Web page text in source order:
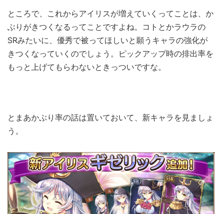
ところで、これからアイリスが増えていくってことは、か
ぶりがきつくなるってことですよね。コトとかラウラの
SRみたいに、優秀で被ってほしいと願うキャラの強化が
きつくなっていくのでしょう。ピックアップ時の排出率を
もっと上げてもらわないときっついですな。
とまあかぶり率の話は置いておいて、新キャラを見ましょ
う。